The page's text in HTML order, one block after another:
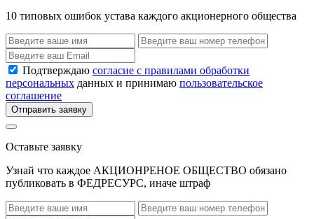
10 типовых ошибок устава каждого акционерного общества
Подтверждаю согласие с правилами обработки
персональных данных и принимаю пользовательское
соглашение
Отправить заявку
Оставьте заявку
Узнай что каждое АКЦИОНРЕНОЕ ОБЩЕСТВО обязано
публиковать в ФЕДРЕСУРС, иначе штраф